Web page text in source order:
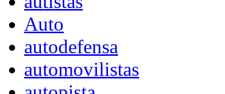
Auto
autodefensa
automovilistas